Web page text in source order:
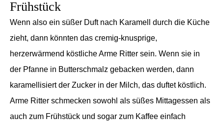
Frühstück
Wenn also ein süßer Duft nach Karamell durch die Küche
zieht, dann könnten das cremig-knusprige,
herzerwärmend köstliche Arme Ritter sein. Wenn sie in
der Pfanne in Butterschmalz gebacken werden, dann
karamellisiert der Zucker in der Milch, das duftet köstlich.
Arme Ritter schmecken sowohl als süßes Mittagessen als
auch zum Frühstück und sogar zum Kaffee einfach